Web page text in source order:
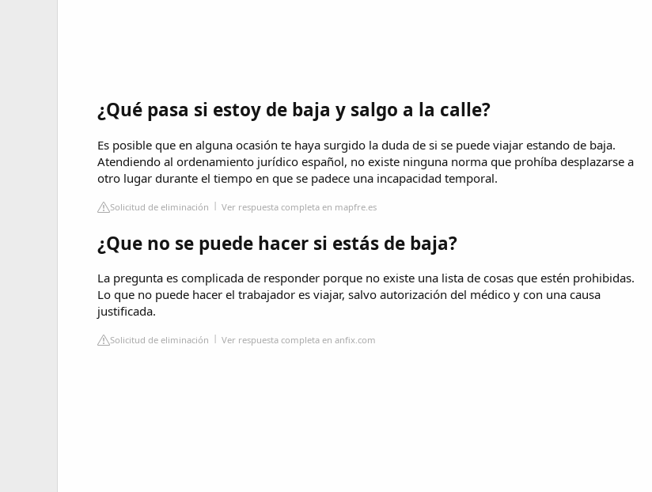
¿Qué pasa si estoy de baja y salgo a la calle?
Es posible que en alguna ocasión te haya surgido la duda de si se puede viajar estando de baja.
Atendiendo al ordenamiento jurídico español, no existe ninguna norma que prohíba desplazarse a
otro lugar durante el tiempo en que se padece una incapacidad temporal.
Solicitud de eliminación Ver respuesta completa en mapfre.es
¿Que no se puede hacer si estás de baja?
La pregunta es complicada de responder porque no existe una lista de cosas que estén prohibidas.
Lo que no puede hacer el trabajador es viajar, salvo autorización del médico y con una causa
justificada.
Solicitud de eliminación Ver respuesta completa en anfix.com